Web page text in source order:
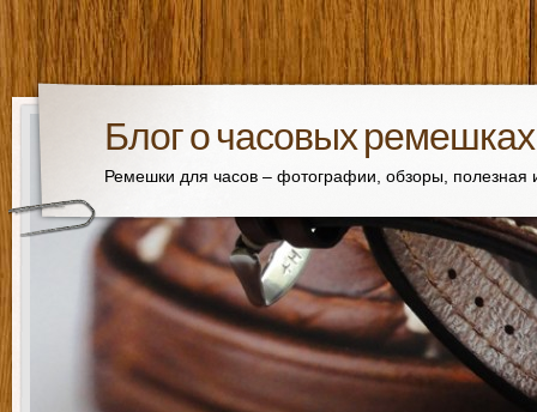
Блог о часовых ремешках
Ремешки для часов – фотографии, обзоры,